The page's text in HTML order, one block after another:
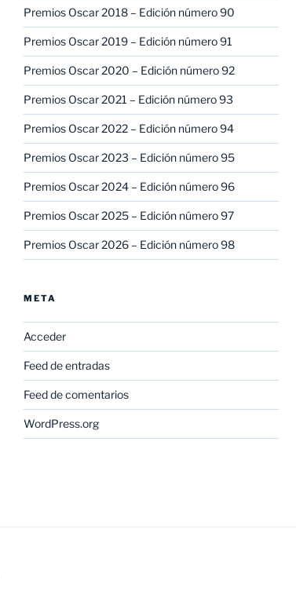
Premios Oscar 2018 – Edición número 90
Premios Oscar 2019 – Edición número 91
Premios Oscar 2020 – Edición número 92
Premios Oscar 2021 – Edición número 93
Premios Oscar 2022 – Edición número 94
Premios Oscar 2023 – Edición número 95
Premios Oscar 2024 – Edición número 96
Premios Oscar 2025 – Edición número 97
Premios Oscar 2026 – Edición número 98
META
Acceder
Feed de entradas
Feed de comentarios
WordPress.org